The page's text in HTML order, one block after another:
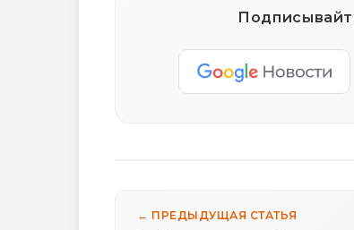
← ПРЕДЫДУЩАЯ СТАТЬЯ